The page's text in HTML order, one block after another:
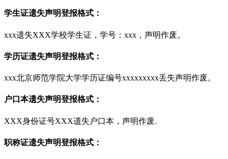
学生证遗失声明登报格式：
xxx遗失XXX学校学生证，学号：xxx，声明作废。
学历证遗失声明登报格式：
xxx北京师范学院大学学历证编号xxxxxxxxx丢失声明作废。
户口本遗失声明登报格式：
XXX身份证号XXX遗失户口本，声明作废.
职称证遗失声明登报格式：